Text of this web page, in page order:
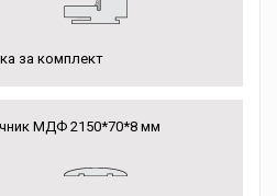
за комплект
МДФ 2150*70*8 мм